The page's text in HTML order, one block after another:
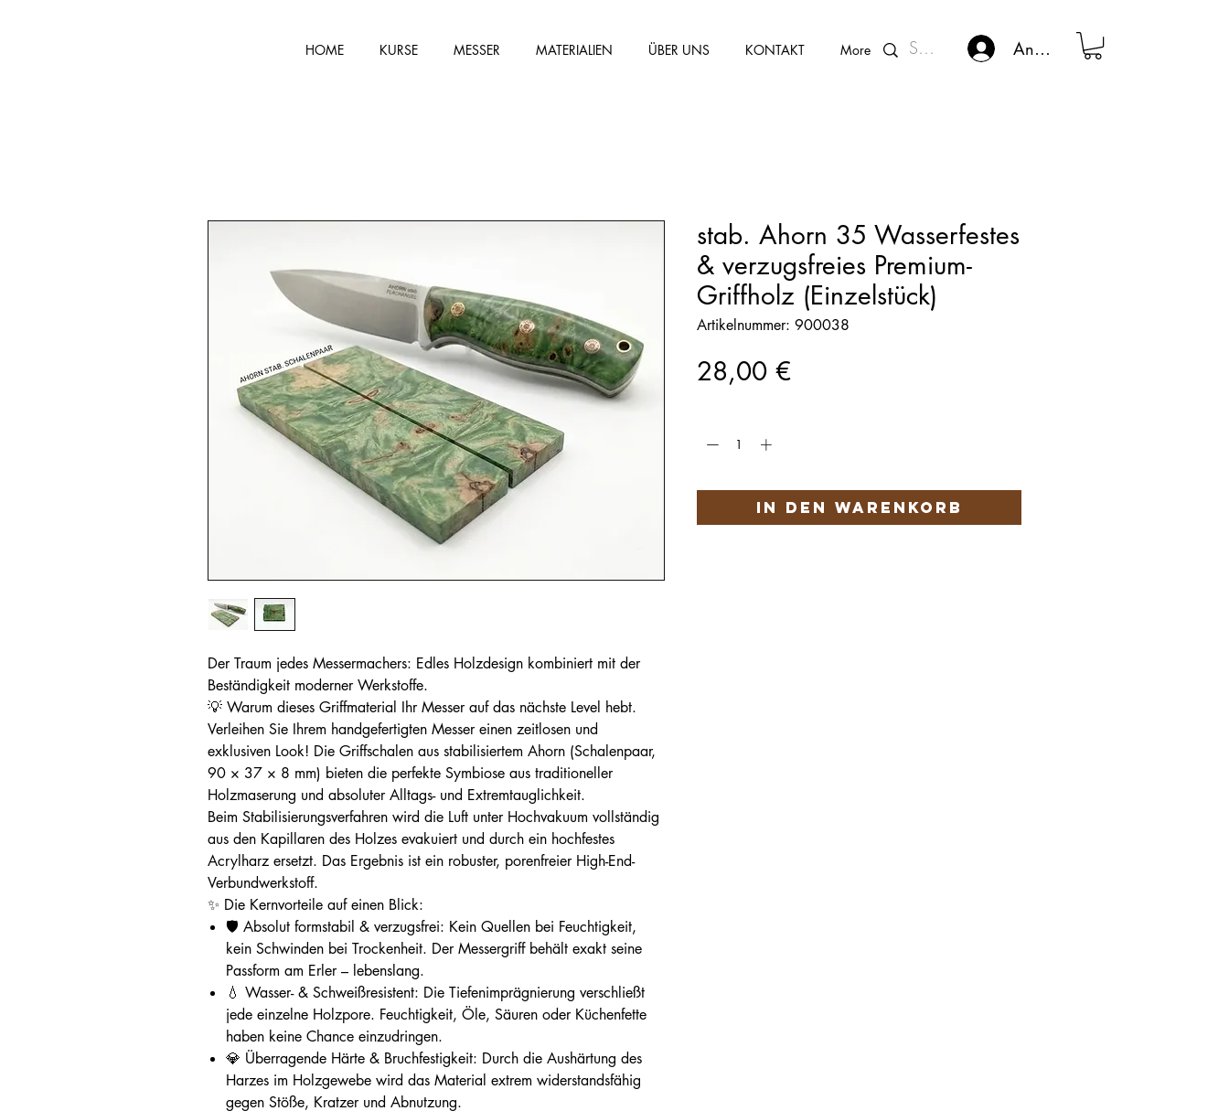
HOME KURSE MESSER MATERIALIEN ÜBER UNS KONTAKT More Kunden - Login
Anmelden
Der Traum jedes Messermachers: Edles Holzdesign kombiniert mit der
Beständigkeit moderner Werkstoffe.
💡 Warum dieses Griffmaterial Ihr Messer auf das nächste Level hebt.
Verleihen Sie Ihrem handgefertigten Messer einen zeitlosen und
exklusiven Look! Die Griffschalen aus stabilisiertem Ahorn (Schalenpaar,
90 × 37 × 8 mm) bieten die perfekte Symbiose aus traditioneller
Holzmaserung und absoluter Alltags- und Extremtauglichkeit.
Beim Stabilisierungsverfahren wird die Luft unter Hochvakuum vollständig
aus den Kapillaren des Holzes evakuiert und durch ein hochfestes
Acrylharz ersetzt. Das Ergebnis ist ein robuster, porenfreier High-End-
Verbundwerkstoff.
✨ Die Kernvorteile auf einen Blick:
🛡️ Absolut formstabil & verzugsfrei: Kein Quellen bei Feuchtigkeit,
kein Schwinden bei Trockenheit. Der Messergriff behält exakt seine
Passform am Erler – lebenslang.
💧 Wasser- & Schweißresistent: Die Tiefenimprägnierung verschließt
jede einzelne Holzpore. Feuchtigkeit, Öle, Säuren oder Küchenfette
haben keine Chance einzudringen.
💎 Überragende Härte & Bruchfestigkeit: Durch die Aushärtung des
Harzes im Holzgewebe wird das Material extrem widerstandsfähig
gegen Stöße, Kratzer und Abnutzung.
stab. Ahorn 35 Wasserfestes
& verzugsfreies Premium-
Griffholz (Einzelstück)
Artikelnummer: 900038
28,00 €Preis
In den Warenkorb